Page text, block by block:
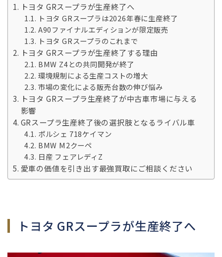
トヨタ GRスープラが生産終了へ
トヨタ GRスープラは2026年春に生産終了
A90ファイナルエディションが限定販売
トヨタ GRスープラのこれまで
トヨタ GRスープラが生産終了する理由
BMW Z4との共同開発が終了
環境規制による生産コストの増大
市場の変化による販売台数の伸び悩み
トヨタ GRスープラ生産終了が中古車市場に与える
影響
GRスープラ生産終了後の選択肢となるライバル車
ポルシェ 718ケイマン
BMW M2クーペ
日産 フェアレディZ
愛車の価値を引き出す最強買取にご相談ください
トヨタ GRスープラが生産終了へ